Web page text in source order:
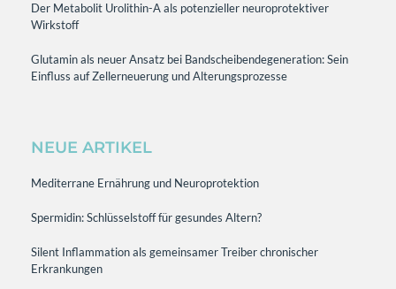
Der Metabolit Urolithin-A als potenzieller neuroprotektiver
Wirkstoff
Glutamin als neuer Ansatz bei Bandscheibendegeneration: Sein
Einfluss auf Zellerneuerung und Alterungsprozesse
NEUE ARTIKEL
Mediterrane Ernährung und Neuroprotektion
Spermidin: Schlüsselstoff für gesundes Altern?
Silent Inflammation als gemeinsamer Treiber chronischer
Erkrankungen